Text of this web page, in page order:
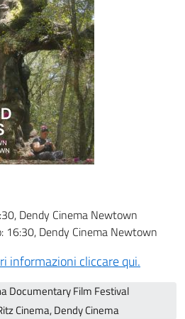
Dendy Cinema Newtown
16:30, Dendy Cinema Newtown
informazioni cliccare qui.
Documentary Film Festival
Cinema, Dendy Cinema